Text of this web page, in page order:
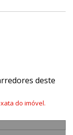
deste
do imóvel.